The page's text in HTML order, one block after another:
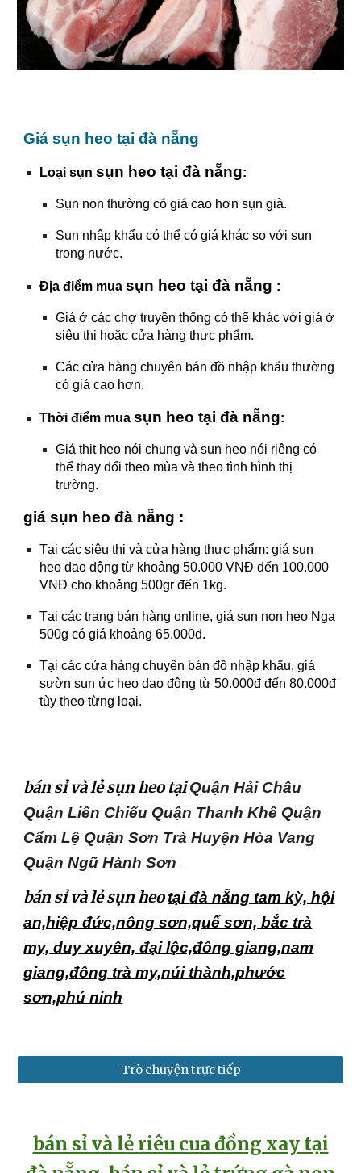
Giá sụn heo tại đà nẵng
Loại sụnsụn heo tại đà nẵng:
Sụn non thường có giá cao hơn sụn già.
Sụn nhập khẩu có thể có giá khác so với sụn
trong nước.
Địa điểm muasụn heo tại đà nẵng :
Giá ở các chợ truyền thống có thể khác với giá ở
siêu thị hoặc cửa hàng thực phẩm.
Các cửa hàng chuyên bán đồ nhập khẩu thường
có giá cao hơn.
Thời điểm muasụn heo tại đà nẵng:
Giá thịt heo nói chung và sụn heo nói riêng có
thể thay đổi theo mùa và theo tình hình thị
trường.
giá sụn heo đà nẵng :
Tại các siêu thị và cửa hàng thực phẩm: giá sụn
heo dao động từ khoảng 50.000 VNĐ đến 100.000
VNĐ cho khoảng 500gr đến 1kg.
Tại các trang bán hàng online, giá sụn non heo Nga
500g có giá khoảng 65.000đ.
Tại các cửa hàng chuyên bán đồ nhập khẩu, giá
sườn sụn ức heo dao động từ 50.000đ đến 80.000đ
tùy theo từng loại.
bán sỉ và lẻ sụn heo tại Quận Hải Châu
Quận Liên Chiểu Quận Thanh Khê Quận
Cẩm Lệ Quận Sơn Trà Huyện Hòa Vang
Quận Ngũ Hành Sơn
bán sỉ và lẻ sụn heotạiđà nẵng tam kỳ, hội
an,hiệp đức,nông sơn,quế sơn, bắc trà
my, duy xuyên, đại lộc,đông giang,nam
giang,đông trà my,núi thành,phước
sơn,phú ninh
Trò chuyện trực tiếp
bán sỉ và lẻ riêu cua đồng xay tại